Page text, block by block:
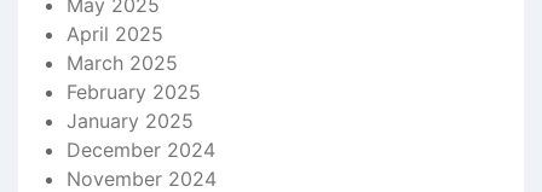
May 2025
April 2025
March 2025
February 2025
January 2025
December 2024
November 2024